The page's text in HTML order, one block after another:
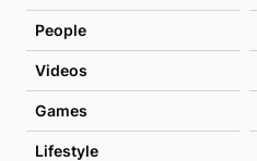
People
Videos
Games
Lifestyle